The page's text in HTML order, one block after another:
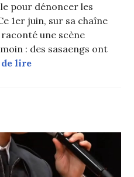
pour dénoncer les
1er juin, sur sa chaîne
raconté une scène
: des sasaengs ont
lireSung Si Kyung révèle